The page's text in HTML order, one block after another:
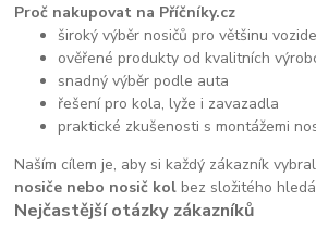
Proč nakupovat na Příčníky.cz
široký výběr nosičů pro většinu
ověřené produkty od kvalitních
snadný výběr podle auta
řešení pro kola, lyže i zavazadla
praktické zkušenosti s montážemi
Naším cílem je, aby si každý zákazník vybral
nosiče nebo nosič kol bez složitého
Nejčastější otázky zákazníků